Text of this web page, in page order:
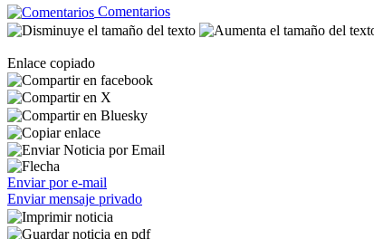
Comentarios
Enlace copiado
Enviar por e-mail
Enviar mensaje privado